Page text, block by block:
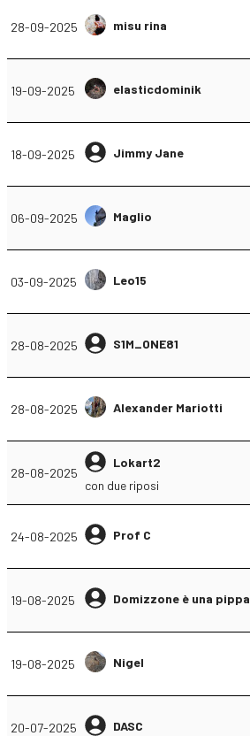
28-09-2025 misu rina
19-09-2025 elasticdominik
18-09-2025 Jimmy Jane
06-09-2025 Maglio
03-09-2025 Leo15
28-08-2025 S1M_ONE81
28-08-2025 Alexander Mariotti
28-08-2025
Lokart2
con due riposi
24-08-2025 Prof C
19-08-2025 Domizzone è una pippa
19-08-2025 Nigel
20-07-2025 DASC